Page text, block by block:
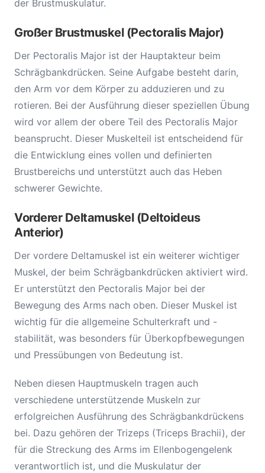
der Brustmuskulatur.
Großer Brustmuskel (Pectoralis Major)
Der Pectoralis Major ist der Hauptakteur beim
Schrägbankdrücken. Seine Aufgabe besteht darin,
den Arm vor dem Körper zu adduzieren und zu
rotieren. Bei der Ausführung dieser speziellen Übung
wird vor allem der obere Teil des Pectoralis Major
beansprucht. Dieser Muskelteil ist entscheidend für
die Entwicklung eines vollen und definierten
Brustbereichs und unterstützt auch das Heben
schwerer Gewichte.
Vorderer Deltamuskel (Deltoideus
Anterior)
Der vordere Deltamuskel ist ein weiterer wichtiger
Muskel, der beim Schrägbankdrücken aktiviert wird.
Er unterstützt den Pectoralis Major bei der
Bewegung des Arms nach oben. Dieser Muskel ist
wichtig für die allgemeine Schulterkraft und -
stabilität, was besonders für Überkopfbewegungen
und Pressübungen von Bedeutung ist.
Neben diesen Hauptmuskeln tragen auch
verschiedene unterstützende Muskeln zur
erfolgreichen Ausführung des Schrägbankdrückens
bei. Dazu gehören der Trizeps (Triceps Brachii), der
für die Streckung des Arms im Ellenbogengelenk
verantwortlich ist, und die Muskulatur der